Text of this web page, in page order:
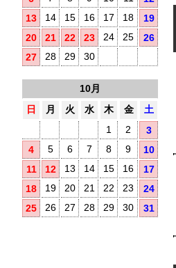
13
14 15 16 17 18
19
20
21 22 23 24 25
26
27
28 29 30
10月
日
月 火 水 木 金
土
1
2
3
4
5 6 7 8 9
10
11
12 13 14 15 16
17
18
19 20 21 22 23
24
25
26 27 28 29 30 31